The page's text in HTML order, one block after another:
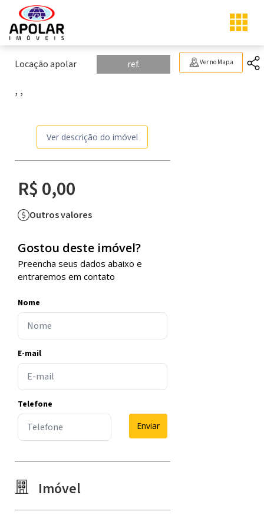
Ver no Mapa
Locação apolar ref.
, ,
Ver descrição do imóvel
R$ 0,00
Outros valores
Gostou deste imóvel?
Preencha seus dados abaixo e
entraremos em contato
Nome
E-mail
Telefone
Enviar
Imóvel